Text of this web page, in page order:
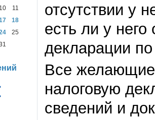
отсутствии у
есть ли у
декларации
Все желающие
налоговую
сведений и
10
11
18
25